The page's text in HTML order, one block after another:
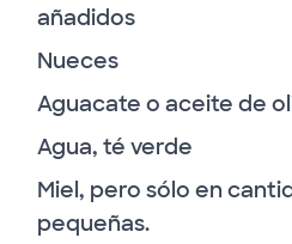
añadidos
Nueces
Aguacate o aceite de
Agua, té verde
Miel, pero sólo en
pequeñas.